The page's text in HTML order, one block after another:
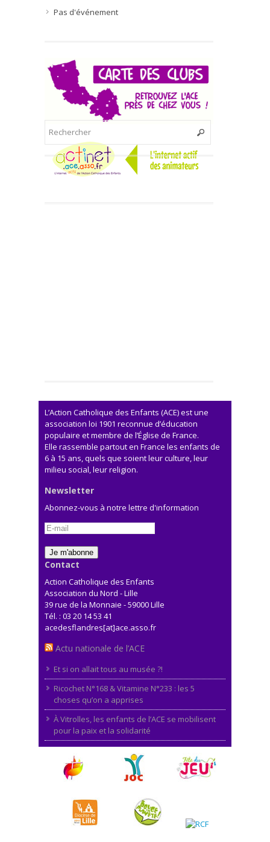
Pas d'événement
L’Action Catholique des Enfants (ACE) est une
association loi 1901 reconnue d’éducation
populaire et membre de l’Église de France.
Elle rassemble partout en France les enfants de
6 à 15 ans, quels que soient leur culture, leur
milieu social, leur religion.
Newsletter
Abonnez-vous à notre lettre d'information
Contact
Action Catholique des Enfants
Association du Nord - Lille
39 rue de la Monnaie - 59000 Lille
Tél. : 03 20 14 53 41
acedesflandres[at]ace.asso.fr
Actu nationale de l’ACE
Et si on allait tous au musée ?!
Ricochet N°168 & Vitamine N°233 : les 5
choses qu’on a apprises
À Vitrolles, les enfants de l’ACE se mobilisent
pour la paix et la solidarité